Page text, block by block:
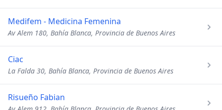
Medifem - Medicina Femenina
Av Alem 180, Bahía Blanca, Provincia de Buenos Aires
Ciac
La Falda 30, Bahía Blanca, Provincia de Buenos Aires
Risueño Fabian